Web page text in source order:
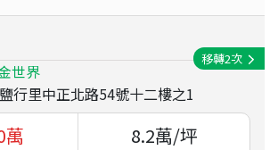
世界
行里中正北路54號十二樓之1
移轉2次
萬 8.2萬/坪